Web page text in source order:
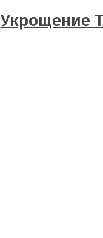
Укрощение